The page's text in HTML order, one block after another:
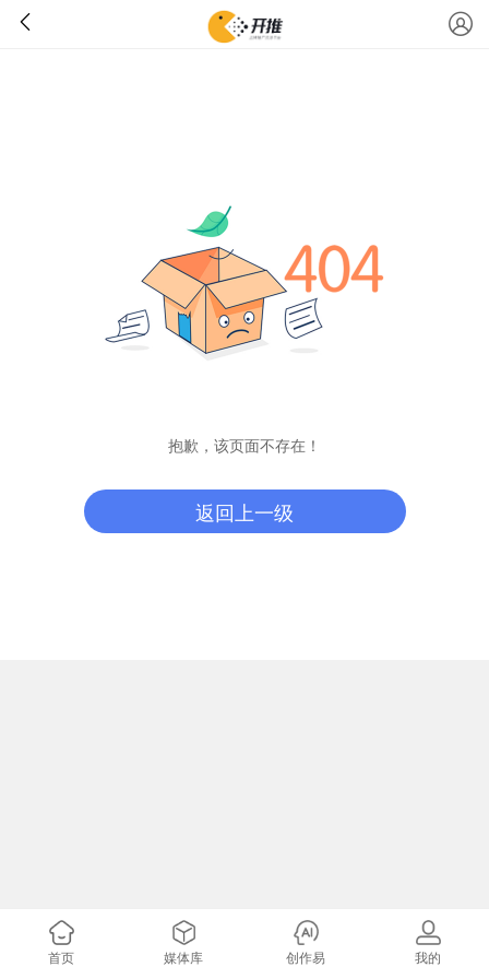
抱歉，该页面不存在！
返回上一级
首页 媒体库 创作易 我的